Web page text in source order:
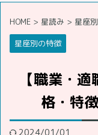
HOME > 星読み > 星座
星座別の特徴
【職業・
格・特
2024/01/01